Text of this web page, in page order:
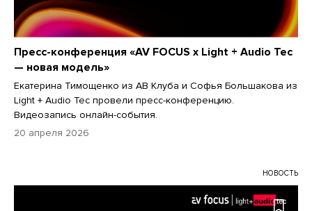
Пресс-конференция «AV FOCUS x Light + Audio Tec
— новая модель»
Екатерина Тимощенко из АВ Клуба и Софья Большакова из
Light + Audio Tec провели пресс-конференцию.
Видеозапись онлайн-события.
20 апреля 2026
НОВОСТЬ